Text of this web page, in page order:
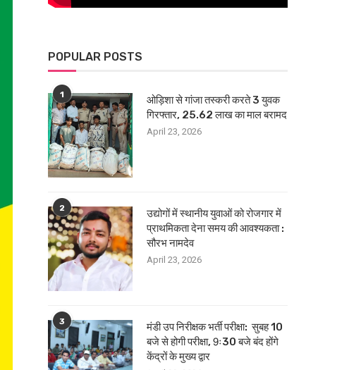
POPULAR POSTS
1
ओड़िशा से गांजा तस्करी करते 3 युवक
गिरफ्तार, 25.62 लाख का माल बरामद
April 23, 2026
2
उद्योगों में स्थानीय युवाओं को रोजगार में
प्राथमिकता देना समय की आवश्यकता :
सौरभ नामदेव
April 23, 2026
3
मंडी उप निरीक्षक भर्ती परीक्षा: सुबह 10
बजे से होगी परीक्षा, 9ः30 बजे बंद होंगे
केंद्रों के मुख्य द्वार